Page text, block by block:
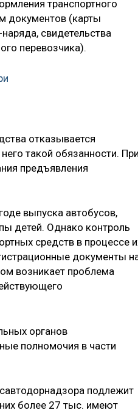
транспортного
документов (карты
свидетельства
перевозчика).
отказывается
такой обязанности.
предъявления
выпуска автобусов,
детей. Однако контроль
средств в процессе
документы
возникает проблема
органов
полномочия в части
подлежит
более 27 тыс. имеют